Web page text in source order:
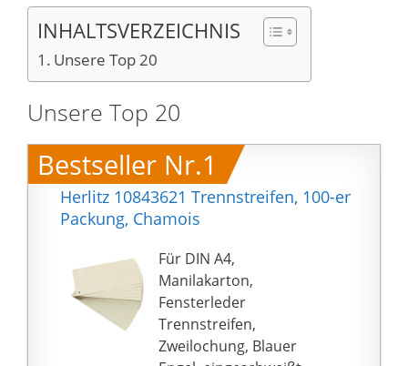
INHALTSVERZEICHNIS
Unsere Top 20
Unsere Top 20
Bestseller Nr.1
Herlitz 10843621 Trennstreifen, 100-er
Packung, Chamois
Für DIN A4,
Manilakarton,
Fensterleder
Trennstreifen,
Zweilochung, Blauer